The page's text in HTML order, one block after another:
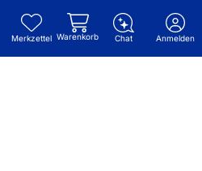
Merkzettel Warenkorb Chat Anmelden